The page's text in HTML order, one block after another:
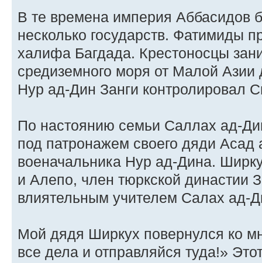
В те времена империя Аббасидов
несколько государств. Фатимиды
халифа Багдада. Крестоносцы
средиземного моря от Малой Азии
Нур ад-Дин Занги контролировал
По настоянию семьи Саллах ад-
под патронажем своего дяди
военачальника Нур ад-Дина.
и Алепо, член тюркской династии
влиятельным учителем Салах ад-
Мой дядя Ширкух повернулся ко
все дела и отправляйся туда!»